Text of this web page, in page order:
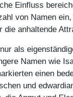
Einfluss
von Namen
anhaltende
als
Namen wie
einen
und